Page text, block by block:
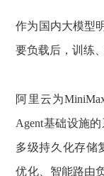
作为国内大模型
要负载后，训练
阿里云为
Agent基础设施
多级持久化存储
优化、智能路由